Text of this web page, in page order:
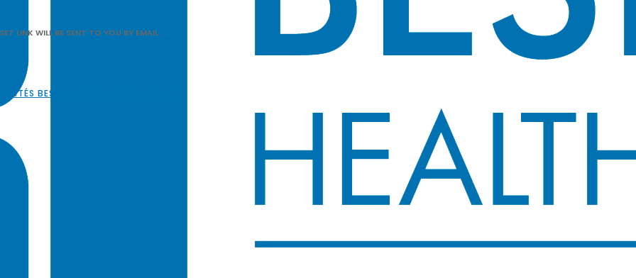
BESINS
LINK WILL BE SENT TO YOU BY EMAIL.